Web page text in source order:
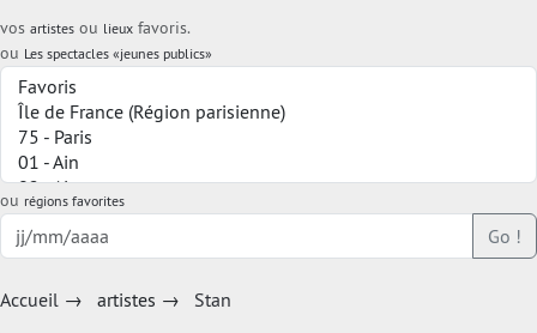
vos artistes ou lieux favoris.
ou Les spectacles «jeunes publics»
ou régions favorites
Go !
Accueil → artistes → Stan